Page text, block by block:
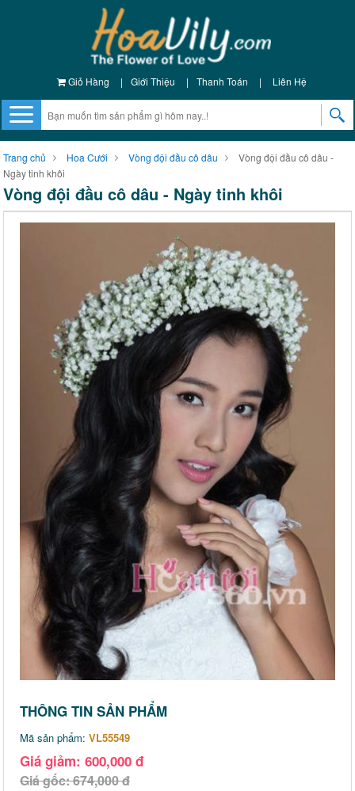
Giỏ Hàng | Giới Thiệu | Thanh Toán | Liên Hệ
Trang chủ Hoa Cưới Vòng đội đầu cô dâu
Vòng đội đầu cô dâu -
Ngày tinh khôi
Vòng đội đầu cô dâu - Ngày tinh khôi
THÔNG TIN SẢN PHẨM
Mã sản phẩm: VL55549
Giá giảm: 600,000 đ
Giá gốc: 674,000 đ